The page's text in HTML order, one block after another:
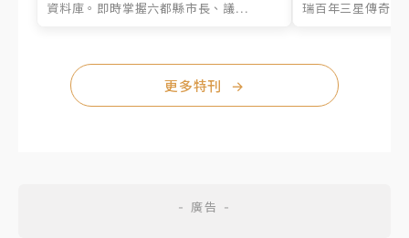
資料庫。即時掌握六都縣市長、議...
瑞百年三星傳奇、
更多特刊 →